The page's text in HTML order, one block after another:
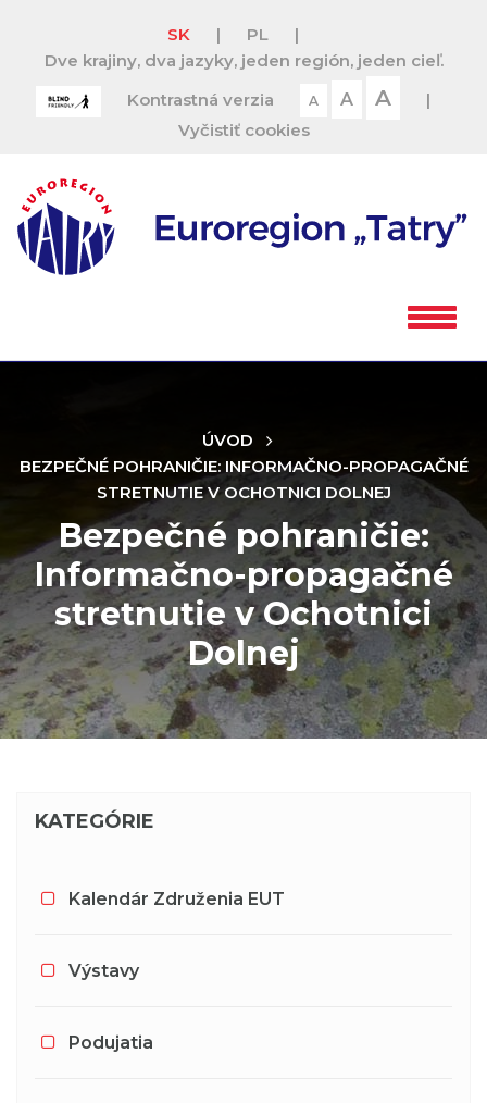
SK | PL
|
Dve krajiny, dva jazyky, jeden región, jeden cieľ.
Kontrastná verzia
A A A
|
Vyčistiť cookies
ÚVOD
BEZPEČNÉ POHRANIČIE: INFORMAČNO-PROPAGAČNÉ
STRETNUTIE V OCHOTNICI DOLNEJ
Bezpečné pohraničie:
Informačno-propagačné
stretnutie v Ochotnici
Dolnej
KATEGÓRIE
Kalendár Združenia EUT
Výstavy
Podujatia